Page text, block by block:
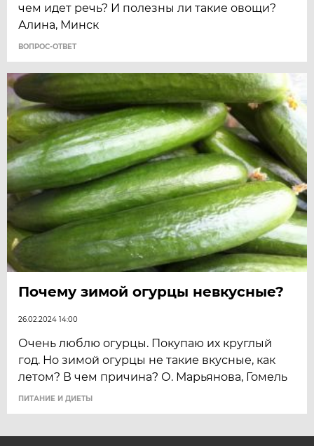
чем идет речь? И полезны ли такие овощи?
Алина, Минск
ВОПРОС-ОТВЕТ
Почему зимой огурцы невкусные?
26.02.2024 14:00
Очень люблю огурцы. Покупаю их круглый
год. Но зимой огурцы не такие вкусные, как
летом? В чем причина? О. Марьянова, Гомель
ПИТАНИЕ И ДИЕТЫ